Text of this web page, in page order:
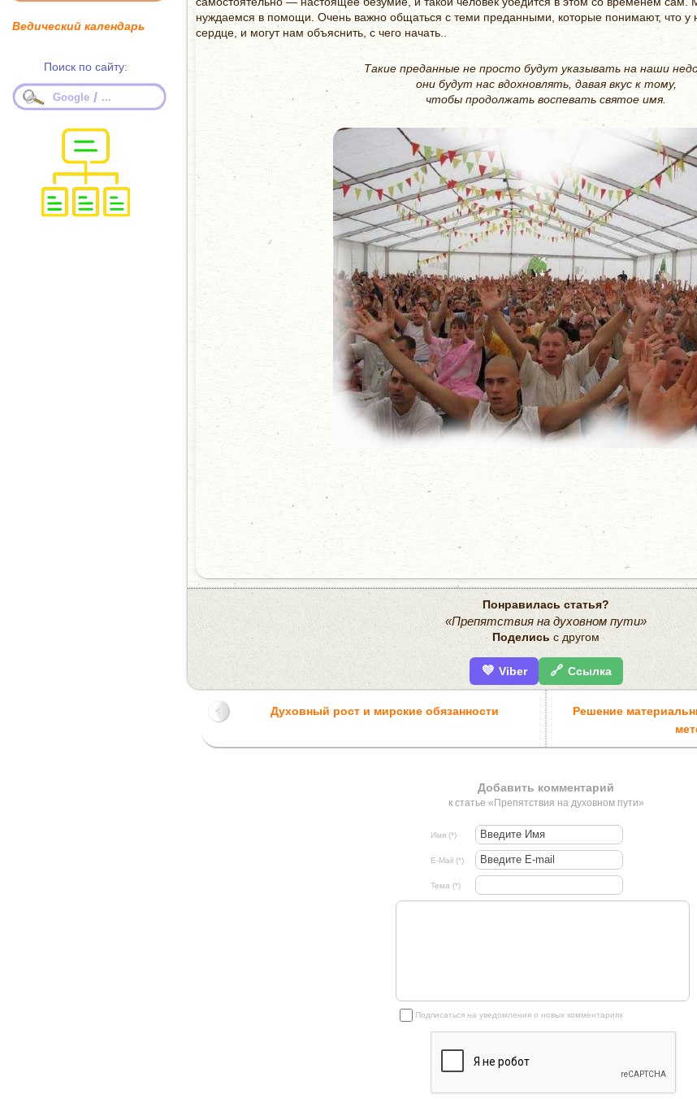
нуждаемся в помощи. Очень важно общаться с теми преданными, кото­рые понимают, что у
сердце, и могут нам объяснить, с чего на­чать..
Такие преданные не просто будут указывать на наши
они будут нас вдохновлять, давая вкус к тому,
чтобы продолжать воспе­вать святое имя.
Понравилась статья?
«Препятствия на духовном пути»
Поделись с другом
💜 Viber 🔗 Ссылка
Духовный рост и мирские обязанности
Решение
Добавить комментарий
к статье «Препятствия на духовном пути»
Имя (*)
E-Mail (*)
Тема (*)
Подписаться на уведомления о новых комментариях
Ведический календарь
Поиск по сайту:
Google / ...